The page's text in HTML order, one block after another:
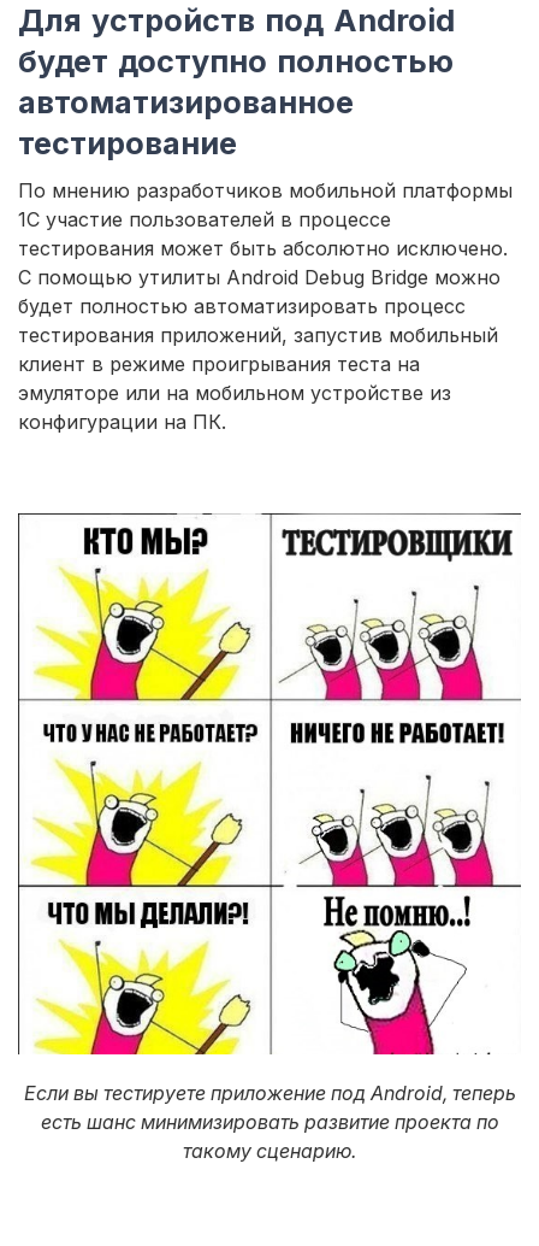
Для устройств под Android
будет доступно полностью
автоматизированное
тестирование
По мнению разработчиков мобильной платформы
1С участие пользователей в процессе
тестирования может быть абсолютно исключено.
С помощью утилиты Android Debug Bridge можно
будет полностью автоматизировать процесс
тестирования приложений, запустив мобильный
клиент в режиме проигрывания теста на
эмуляторе или на мобильном устройстве из
конфигурации на ПК.
Если вы тестируете приложение под Android, теперь
есть шанс минимизировать развитие проекта по
такому сценарию.